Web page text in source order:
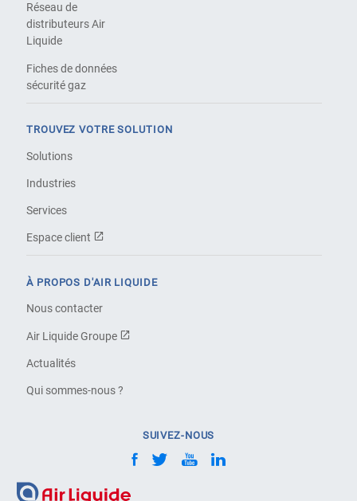
Réseau de
distributeurs Air
Liquide
Fiches de données
sécurité gaz
TROUVEZ VOTRE SOLUTION
Solutions
Industries
Services
Espace client
À PROPOS D'AIR LIQUIDE
Nous contacter
Air Liquide Groupe
Actualités
Qui sommes-nous ?
SUIVEZ-NOUS